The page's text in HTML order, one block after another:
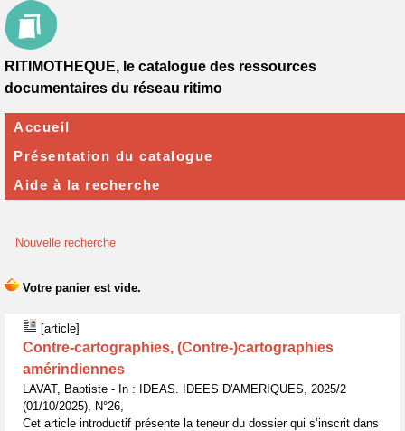
Nouvelle recherche
[article]
Contre-cartographies, (Contre-)cartographies
amérindiennes
LAVAT, Baptiste - In : IDEAS. IDEES D'AMERIQUES, 2025/2
(01/10/2025), N°26,
Cet article introductif présente la teneur du dossier qui s’inscrit dans
RITIMOTHEQUE, le catalogue des ressources
documentaires du réseau ritimo
Accueil
Présentation du catalogue
Aide à la recherche